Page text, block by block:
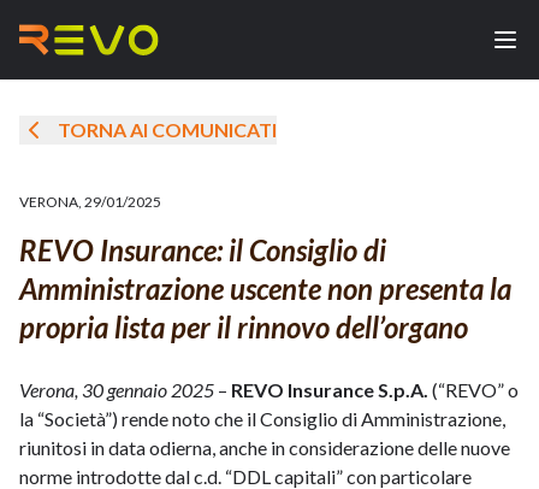
TORNA AI COMUNICATI
VERONA, 29/01/2025
REVO Insurance: il Consiglio di
Amministrazione uscente non presenta la
propria lista per il rinnovo dell’organo
Verona, 30 gennaio 2025 – REVO Insurance S.p.A. (“REVO” o
la “Società”) rende noto che il Consiglio di Amministrazione,
riunitosi in data odierna, anche in considerazione delle nuove
norme introdotte dal c.d. “DDL capitali” con particolare